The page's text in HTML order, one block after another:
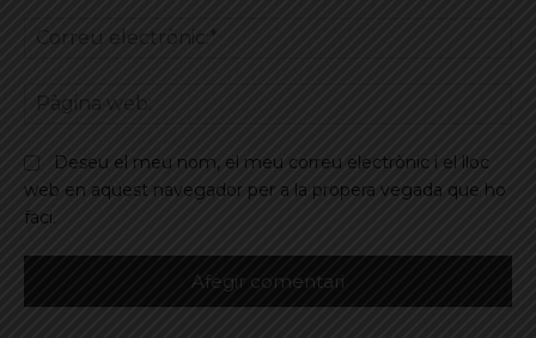
Deseu el meu nom, el meu correu electrònic i el lloc
web en aquest navegador per a la propera vegada que ho
faci.